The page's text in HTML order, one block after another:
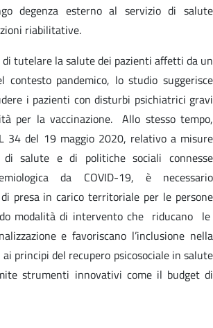
degenza esterno al servizio di salute
riabilitative.
di tutelare la salute dei pazienti affetti da un
contesto pandemico, lo studio suggerisce
i pazienti con disturbi psichiatrici gravi
per la vaccinazione. Allo stesso tempo,
34 del 19 maggio 2020, relativo a misure
salute e di politiche sociali connesse
da COVID-19, è necessario
presa in carico territoriale per le persone
modalità di intervento che riducano le
e favoriscano l’inclusione nella
principi del recupero psicosociale in salute
strumenti innovativi come il budget di